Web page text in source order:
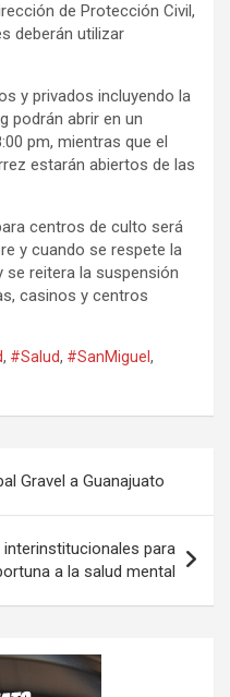
de Protección Civil,
deberán utilizar
y privados incluyendo la
podrán abrir en un
pm, mientras que el
estarán abiertos de las
centros de culto será
y cuando se respete la
se reitera la suspensión
casinos y centros
, #Salud, #SanMiguel ,
Gravel a Guanajuato
interinstitucionales para
a la salud mental